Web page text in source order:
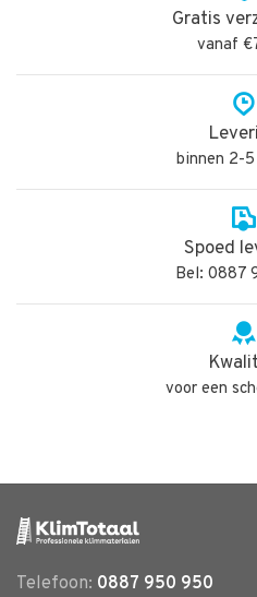
Gratis
vanaf
binnen 2-
Spoed
Bel: 0887
voor een
Telefoon: 0887 950 950